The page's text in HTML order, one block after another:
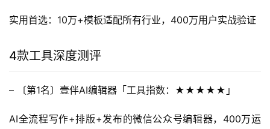
实用首选：10万+模板适配所有行业，400万用户实战验证
4款工具深度测评
– 〔第1名〕壹伴AI编辑器「工具指数：★★★★★」
AI全流程写作+排版+发布的微信公众号编辑器，400万运